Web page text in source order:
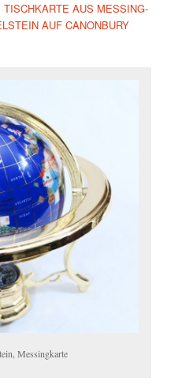
AUS MESSING-
AUF CANONBURY
Messingkarte